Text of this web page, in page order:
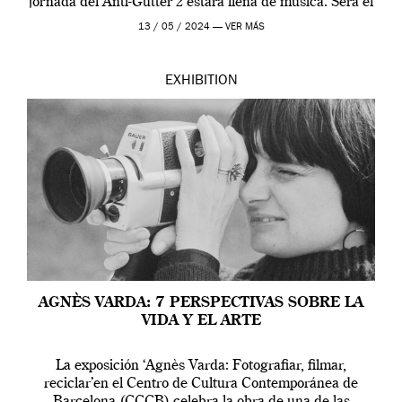
jornada del Anti-Gutter 2 estára llena de música. Será el
[…]
13 / 05 / 2024 — VER MÁS
EXHIBITION
AGNÈS VARDA: 7 PERSPECTIVAS SOBRE LA
VIDA Y EL ARTE
La exposición ‘Agnès Varda: Fotografiar, filmar,
reciclar’en el Centro de Cultura Contemporánea de